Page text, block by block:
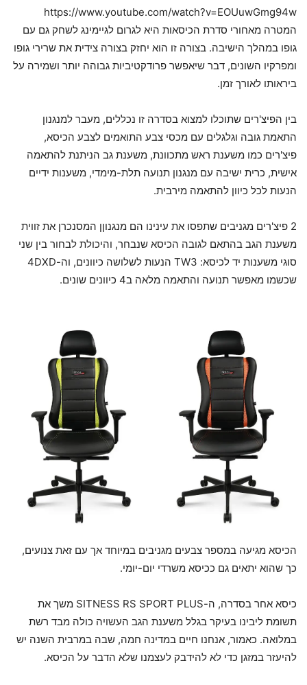
https://www.youtube.com/watch?v=EOUuwGmg94w
המטרה מאחורי סדרת הכיסאות היא לגרום לגיימינג לשחק גם עם
גופו במהלך הישיבה. בצורה זו הוא יחזק בצורה צידית את שרירי גופו
ומפרקיו השונים, דבר שיאפשר פרודקטיביות גבוהה יותר ושמירה על
ביראותו לאורך זמן.
בין הפיצ'רים שתוכלו למצוא בסדרה זו נכללים, מעבר למנגנון
התאמת גובה וגלגלים עם מכסי צבע התואמים לצבע הכיסא,
פיצ'רים כמו משענת ראש מתכוונת, משענת גב הניתנת להתאמה
אישית, כרית ישיבה עם מנגנון תנועה תלת-מימדי, משענות ידיים
הנעות לכל כיוון להתאמה מירבית.
2 פיצ'רים מגניבים שתפסו את עינינו הם מנגנוןן המסנכרן את זווית
משענת הגב בהתאם לגובה הכיסא שנבחר, והיכולת לבחור בין שני
סוגי משענות יד לכיסא: TW3 הנעות לשלושה כיוונים, וה-4DXD
שכשמו מאפשר תנועה והתאמה מלאה ב4 כיוונים שונים.
הכיסא מגיעה במספר צבעים מגניבים במיוחד אך עם זאת צנועים,
כך שהוא יתאים גם ככיסא משרדי יום-יומי.
כיסא אחר בסדרה, ה-SITNESS RS SPORT PLUS משך את
תשומת ליבינו בעיקר בגלל משענת הגב העשויה כולה מבד רשת
במלואה. כאמור, אנחנו חיים במדינה חמה, שבה במרבית השנה יש
להיעזר במזגן כדי לא להידבק לעצמנו שלא הדבר על הכיסא.